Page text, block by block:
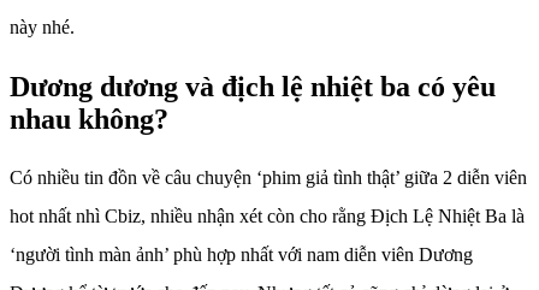
này nhé.
Dương dương và địch lệ nhiệt ba có yêu
nhau không?
Có nhiều tin đồn về câu chuyện ‘phim giả tình thật’ giữa 2 diễn viên
hot nhất nhì Cbiz, nhiều nhận xét còn cho rằng Địch Lệ Nhiệt Ba là
‘người tình màn ảnh’ phù hợp nhất với nam diễn viên Dương